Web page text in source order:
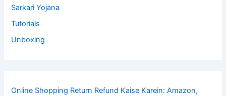
Sarkari Yojana
Tutorials
Unboxing
Online Shopping Return Refund Kaise Karein: Amazon,